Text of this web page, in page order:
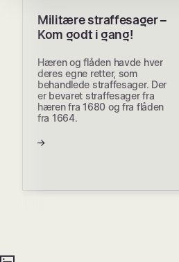
Militære straffesager –
Kom godt i gang!
Hæren og flåden havde hver
deres egne retter, som
behandlede straffesager. Der
er bevaret straffesager fra
hæren fra 1680 og fra flåden
fra 1664.